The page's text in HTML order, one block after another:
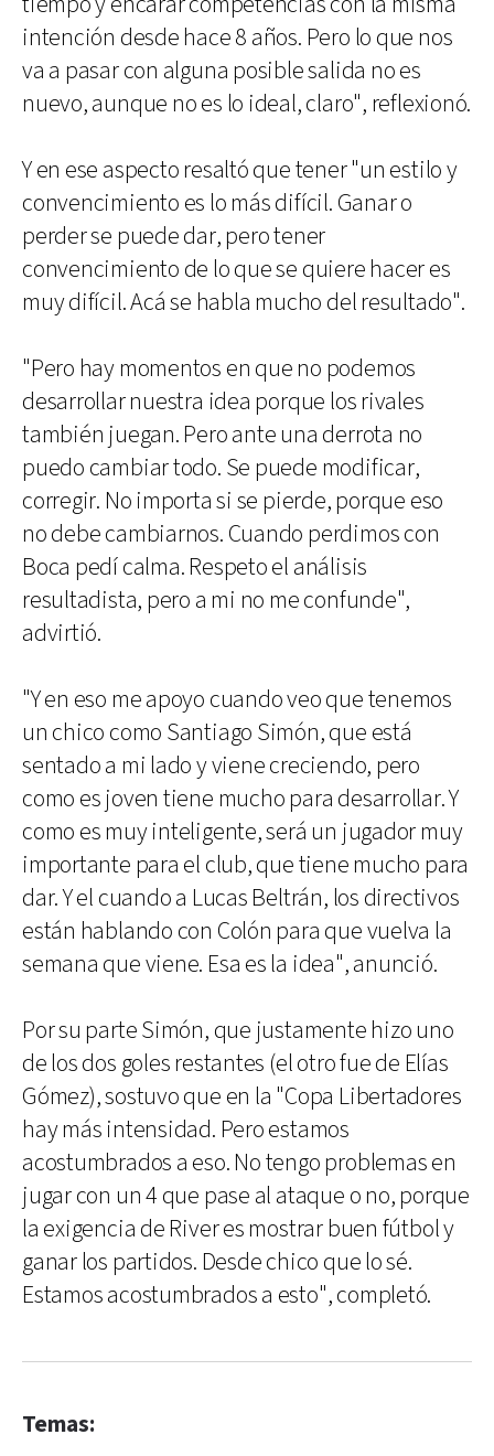
intención desde hace 8 años. Pero lo que nos
va a pasar con alguna posible salida no es
nuevo, aunque no es lo ideal, claro", reflexionó.
Y en ese aspecto resaltó que tener "un estilo y
convencimiento es lo más difícil. Ganar o
perder se puede dar, pero tener
convencimiento de lo que se quiere hacer es
muy difícil. Acá se habla mucho del resultado".
"Pero hay momentos en que no podemos
desarrollar nuestra idea porque los rivales
también juegan. Pero ante una derrota no
puedo cambiar todo. Se puede modificar,
corregir. No importa si se pierde, porque eso
no debe cambiarnos. Cuando perdimos con
Boca pedí calma. Respeto el análisis
resultadista, pero a mi no me confunde",
advirtió.
"Y en eso me apoyo cuando veo que tenemos
un chico como Santiago Simón, que está
sentado a mi lado y viene creciendo, pero
como es joven tiene mucho para desarrollar. Y
como es muy inteligente, será un jugador muy
importante para el club, que tiene mucho para
dar. Y el cuando a Lucas Beltrán, los directivos
están hablando con Colón para que vuelva la
semana que viene. Esa es la idea", anunció.
Por su parte Simón, que justamente hizo uno
de los dos goles restantes (el otro fue de Elías
Gómez), sostuvo que en la "Copa Libertadores
hay más intensidad. Pero estamos
acostumbrados a eso. No tengo problemas en
jugar con un 4 que pase al ataque o no, porque
la exigencia de River es mostrar buen fútbol y
ganar los partidos. Desde chico que lo sé.
Estamos acostumbrados a esto", completó.
Temas: